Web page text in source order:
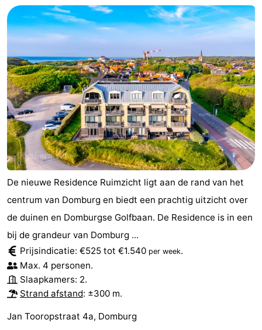
Uitkijkpunten
Attracties
Speeltuinen
-
Binnenspeeltuinen
-
Bowlen
-
Minigolfbanen
Wellness
centra
Dorpen
&
Steden
Natuur
Rondleidingen
Sporten
-
De nieuwe Residence Ruimzicht ligt aan de rand van het
centrum van Domburg en biedt een prachtig uitzicht over
de duinen en Domburgse Golfbaan. De Residence is in een
bij de grandeur van Domburg ...
Prijsindicatie: €525 tot €1.540 per week.
Max. 4 personen.
Slaapkamers: 2.
Strand afstand: ±300 m.
Jan Tooropstraat 4a, Domburg